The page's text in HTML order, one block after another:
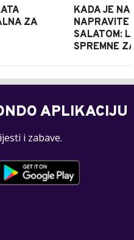
ZA
KADA JE
NAPRAVITE
SALATOM:
SPREMNE
APLIKACIJU
i zabave.